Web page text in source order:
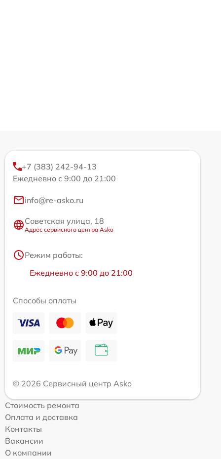
+7 (383) 242-94-13
Ежедневно с 9:00 до 21:00
info@re-asko.ru
Советская улица, 18
Адрес сервисного центра Asko
Режим работы:
Ежедневно с 9:00 до 21:00
Способы оплаты
© 2026 Сервисный центр Asko
Стоимость ремонта
Оплата и доставка
Контакты
Вакансии
О компании